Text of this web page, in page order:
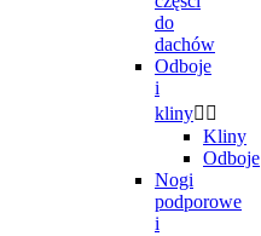
do
dachów
Odboje
i
kliny 
Kliny
Odboje
Nogi
podporowe
i